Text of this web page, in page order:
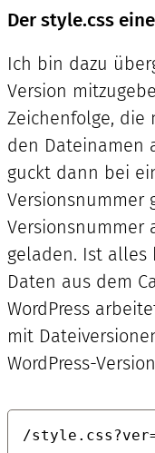
Der style.css
Ich bin dazu
Version
Zeichenfolge, die
den Dateinamen
guckt dann bei
Versionsnummer
Versionsnummer
geladen. Ist alles
Daten aus dem
WordPress
mit
WordPress-
/